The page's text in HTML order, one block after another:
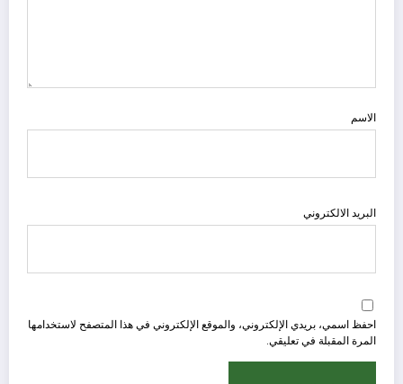
الاسم
البريد الالكتروني
احفظ اسمي، بريدي الإلكتروني، والموقع الإلكتروني في هذا المتصفح لاستخدامها
المرة المقبلة في تعليقي.